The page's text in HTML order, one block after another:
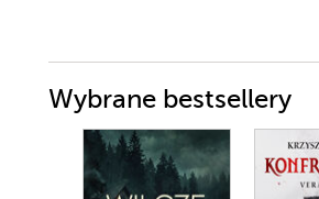
Wybrane bestsellery